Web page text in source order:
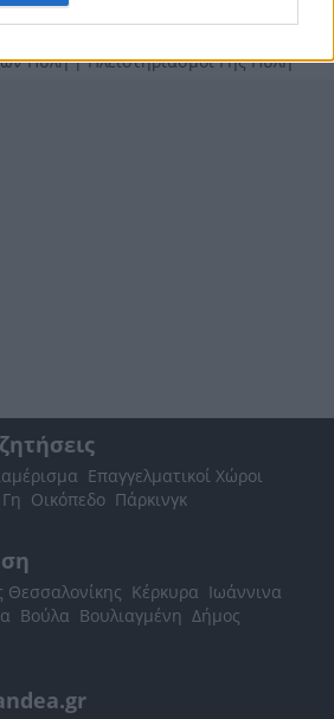
Πύλη|Πλειστηριασμοί Γης Πύλη
Επαγγελματικοί Χώροι
Γη Οικόπεδο Πάρκινγκ
Θεσσαλονίκης Κέρκυρα Ιωάννινα
Βούλα Βουλιαγμένη Δήμος